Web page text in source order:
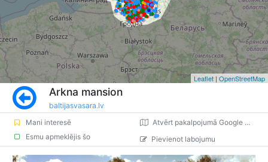
Leaflet | OpenStreetMap
Arkna mansion
baltijasvasara.lv
Mani interesē
Esmu apmeklējis šo
Atvērt pakalpojumā Google Maps
Pievienot labojumu